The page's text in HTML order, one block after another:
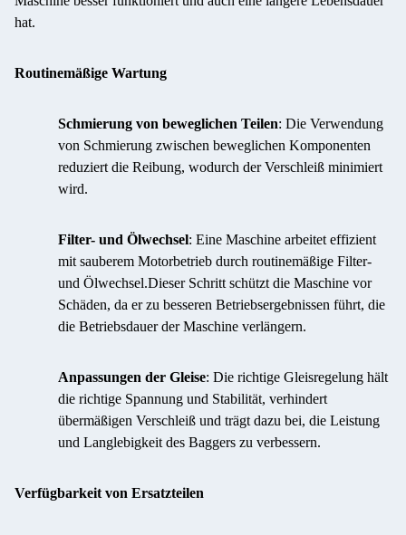
hat.
Routinemäßige Wartung
Schmierung von beweglichen Teilen: Die Verwendung
von Schmierung zwischen beweglichen Komponenten
reduziert die Reibung, wodurch der Verschleiß minimiert
wird.
Filter- und Ölwechsel: Eine Maschine arbeitet effizient
mit sauberem Motorbetrieb durch routinemäßige Filter-
und Ölwechsel.Dieser Schritt schützt die Maschine vor
Schäden, da er zu besseren Betriebsergebnissen führt, die
die Betriebsdauer der Maschine verlängern.
Anpassungen der Gleise: Die richtige Gleisregelung hält
die richtige Spannung und Stabilität, verhindert
übermäßigen Verschleiß und trägt dazu bei, die Leistung
und Langlebigkeit des Baggers zu verbessern.
Verfügbarkeit von Ersatzteilen